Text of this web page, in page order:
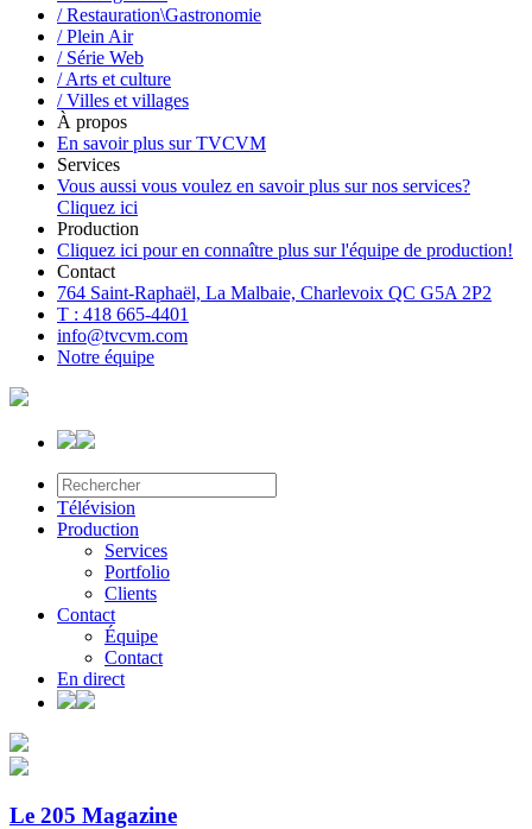
/ Restauration\Gastronomie
/ Plein Air
/ Série Web
/ Arts et culture
/ Villes et villages
À propos
En savoir plus sur TVCVM
Services
Vous aussi vous voulez en savoir plus sur nos services?
Cliquez ici
Production
Cliquez ici pour en connaître plus sur l'équipe de production!
Contact
764 Saint-Raphaël, La Malbaie, Charlevoix QC G5A 2P2
T : 418 665-4401
info@tvcvm.com
Notre équipe
Télévision
Production
Services
Portfolio
Clients
Contact
Équipe
Contact
En direct
Le 205 Magazine